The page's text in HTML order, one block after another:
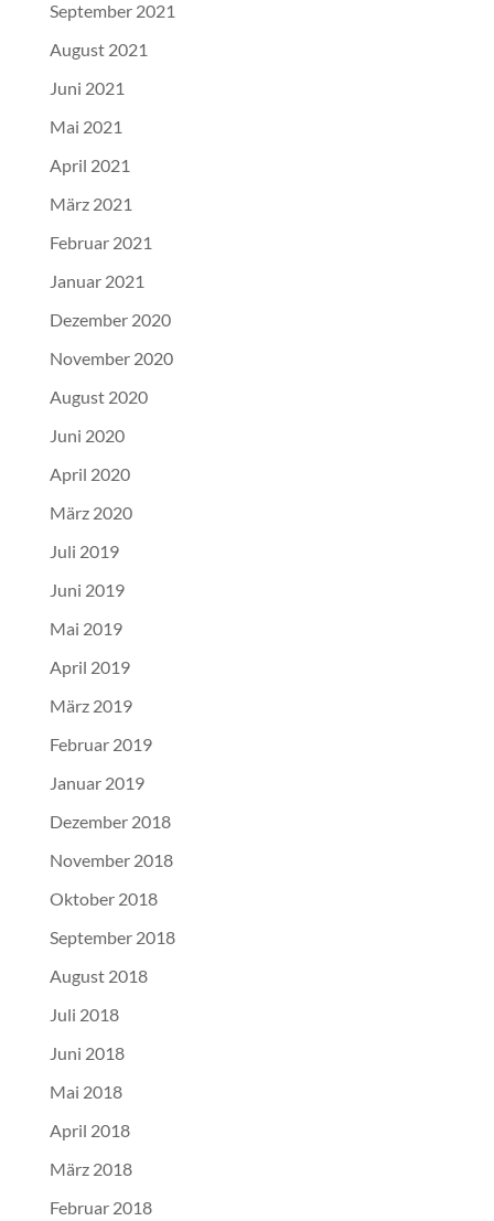
September 2021
August 2021
Juni 2021
Mai 2021
April 2021
März 2021
Februar 2021
Januar 2021
Dezember 2020
November 2020
August 2020
Juni 2020
April 2020
März 2020
Juli 2019
Juni 2019
Mai 2019
April 2019
März 2019
Februar 2019
Januar 2019
Dezember 2018
November 2018
Oktober 2018
September 2018
August 2018
Juli 2018
Juni 2018
Mai 2018
April 2018
März 2018
Februar 2018